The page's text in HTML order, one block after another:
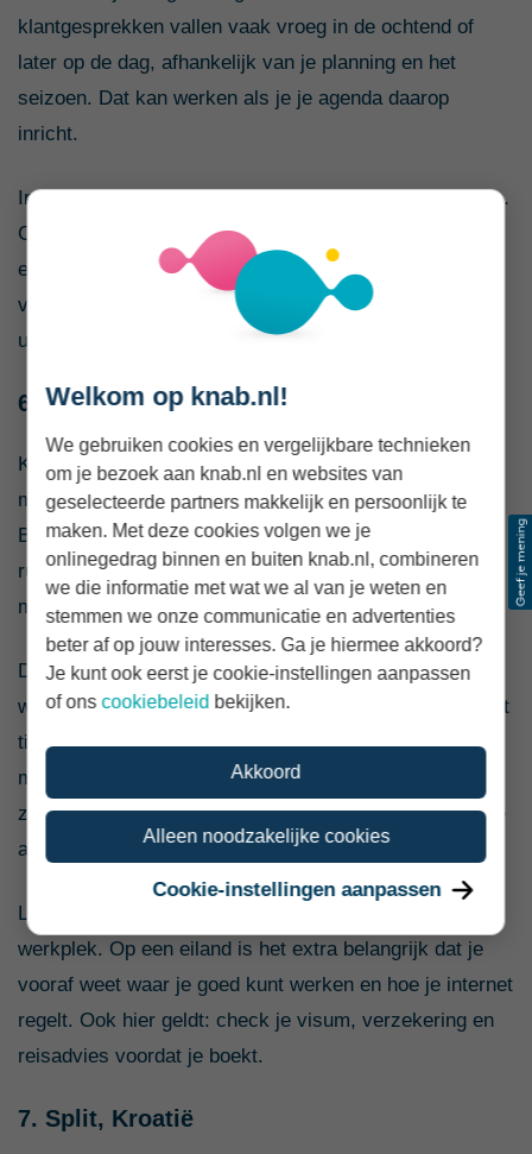
klantgesprekken vallen vaak vroeg in de ochtend of
later op de dag, afhankelijk van je planning en het
seizoen. Dat kan werken als je je agenda daarop
inricht.
Internet kan per accommodatie of werkplek verschillen.
Check daarom vooraf reviews en vraag eventueel
expliciet naar de snelheid en stabiliteit van de
verbinding. Voor videogesprekken is een goede back-
up, zoals een lokale simkaart of e-sim, verstandig.
6. Koh Phangan, Thailand
Koh Phangan is vooral bekend als eilandbestemming,
maar trekt ook ondernemers en remote workers aan.
Buiten de feestdagen en bekende events kun je er
rustig werken, zeker als je bewust kiest voor een plek
met goede wifi en een fijne werkruimte.
De bestemming past bij zzp’ers die langere tijd weg
willen en hun werkdag flexibel kunnen indelen. Door het
tijdsverschil met Nederland werk je vaak op andere
momenten dan je klanten. Dat kan fijn zijn als je
zelfstandig veel werk kunt doen, maar vraagt duidelijke
afspraken bij klantcontact.
Let goed op het seizoen, de bereikbaarheid en je
werkplek. Op een eiland is het extra belangrijk dat je
vooraf weet waar je goed kunt werken en hoe je internet
regelt. Ook hier geldt: check je visum, verzekering en
reisadvies voordat je boekt.
7. Split, Kroatië
Welkom op knab.nl!
We gebruiken cookies en vergelijkbare technieken
om je bezoek aan knab.nl en websites van
geselecteerde partners makkelijk en persoonlijk te
maken. Met deze cookies volgen we je
onlinegedrag binnen en buiten knab.nl, combineren
we die informatie met wat we al van je weten en
stemmen we onze communicatie en advertenties
beter af op jouw interesses. Ga je hiermee akkoord?
Je kunt ook eerst je cookie-instellingen aanpassen
of onscookiebeleid bekijken.
Akkoord
Alleen noodzakelijke cookies
Cookie-instellingen aanpassen